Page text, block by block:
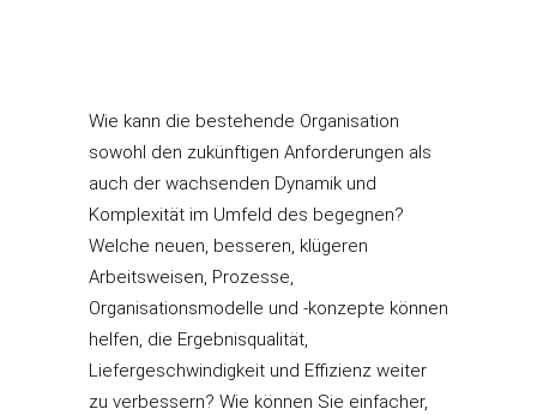
Wie kann die bestehende Organisation
sowohl den zukünftigen Anforderungen als
auch der wachsenden Dynamik und
Komplexität im Umfeld des begegnen?
Welche neuen, besseren, klügeren
Arbeitsweisen, Prozesse,
Organisationsmodelle und -konzepte können
helfen, die Ergebnisqualität,
Liefergeschwindigkeit und Effizienz weiter
zu verbessern? Wie können Sie einfacher,